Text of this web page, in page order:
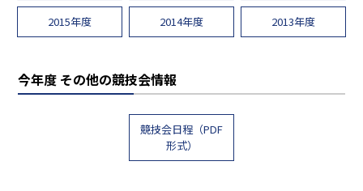
2015年度 2014年度 2013年度
今年度 その他の競技会情報
競技会日程（PDF
形式）